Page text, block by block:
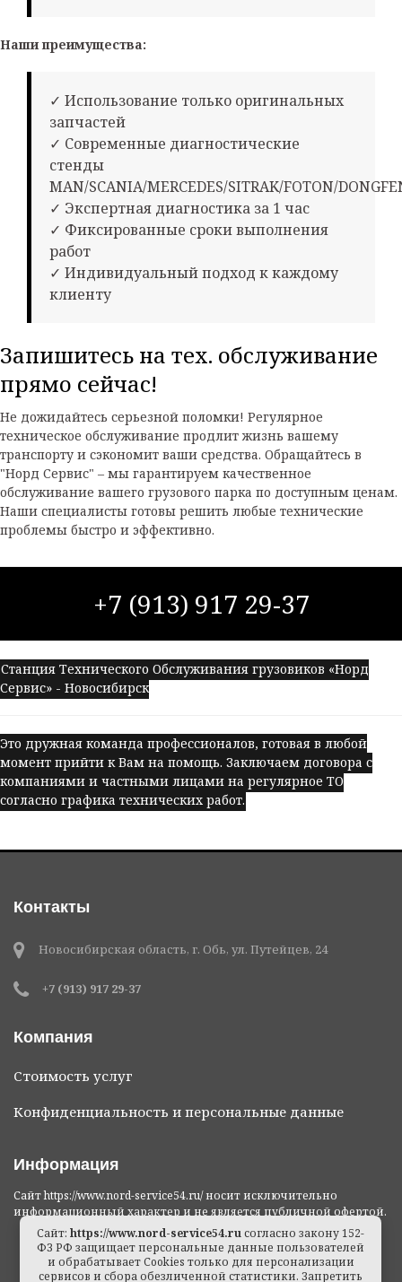
Наши преимущества:
✓ Использование только оригинальных
запчастей
✓ Современные диагностические
стенды
MAN/SCANIA/MERCEDES/SITRAK/FOTON/
✓ Экспертная диагностика за 1 час
✓ Фиксированные сроки выполнения
работ
✓ Индивидуальный подход к каждому
клиенту
Запишитесь на тех. обслуживание
прямо сейчас!
Не дожидайтесь серьезной поломки! Регулярное
техническое обслуживание продлит жизнь вашему
транспорту и сэкономит ваши средства. Обращайтесь в
"Норд Сервис" – мы гарантируем качественное
обслуживание вашего грузового парка по доступным ценам.
Наши специалисты готовы решить любые технические
проблемы быстро и эффективно.
+7 (913) 917 29-37
Станция Технического Обслуживания грузовиков «Норд
Сервис» - Новосибирск
Это дружная команда профессионалов, готовая в любой
момент прийти к Вам на помощь. Заключаем договора с
компаниями и частными лицами на регулярное ТО
согласно графика технических работ.
Контакты
Новосибирская область, г. Обь, ул. Путейцев, 24
+7 (913) 917 29-37
Компания
Стоимость услуг
Конфиденциальность и персональные данные
Информация
Сайт https://www.nord-service54.ru/ носит исключительно
информационный характер и не является публичной офертой.
Сайт:https://www.nord-service54.ruсогласно закону 152-
ФЗ РФ защищает персональные данные пользователей
и обрабатывает Cookies только для персонализации
сервисов и сбора обезличенной статистики. Запретить